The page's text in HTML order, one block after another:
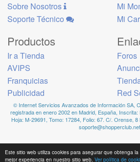
Este sitio web utiliza cookies para asegurar que obtenga la
mejor experiencia en nuestro sitio web. Ver política de
Sobre Nosotros
Soporte Técnico
Mi
Mi
Productos
Ir a Tienda
AVIPS
Franquicias
Publicidad
Foros
Red
© Internet Servicios Avanzados de Información SA,
registrada en enero 2002 en Madrid, España,
Hoja: M-29691, Tomo: 17284, Folio: 67. C/. Orense,
soporte@shopperclub.net